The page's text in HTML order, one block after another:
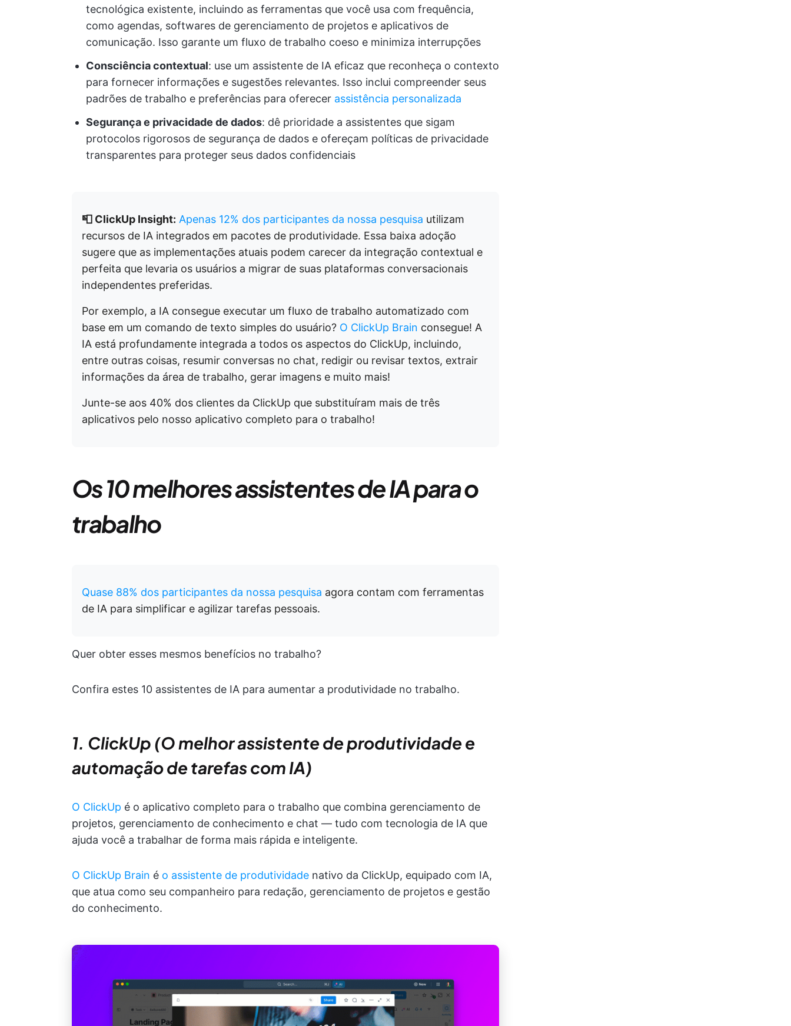
tecnológica existente, incluindo as ferramentas que você usa com frequência,
como agendas, softwares de gerenciamento de projetos e aplicativos de
comunicação. Isso garante um fluxo de trabalho coeso e minimiza interrupções
Consciência contextual: use um assistente de IA eficaz que reconheça o contexto
para fornecer informações e sugestões relevantes. Isso inclui compreender seus
padrões de trabalho e preferências para oferecer assistência personalizada
Segurança e privacidade de dados: dê prioridade a assistentes que sigam
protocolos rigorosos de segurança de dados e ofereçam políticas de privacidade
transparentes para proteger seus dados confidenciais
📮 ClickUp Insight: Apenas 12% dos participantes da nossa pesquisa utilizam
recursos de IA integrados em pacotes de produtividade. Essa baixa adoção
sugere que as implementações atuais podem carecer da integração contextual e
perfeita que levaria os usuários a migrar de suas plataformas conversacionais
independentes preferidas.
Por exemplo, a IA consegue executar um fluxo de trabalho automatizado com
base em um comando de texto simples do usuário? O ClickUp Brain consegue! A
IA está profundamente integrada a todos os aspectos do ClickUp, incluindo,
entre outras coisas, resumir conversas no chat, redigir ou revisar textos, extrair
informações da área de trabalho, gerar imagens e muito mais!
Junte-se aos 40% dos clientes da ClickUp que substituíram mais de três
aplicativos pelo nosso aplicativo completo para o trabalho!
Os 10 melhores assistentes de IA para o
trabalho
Quase 88% dos participantes da nossa pesquisa agora contam com ferramentas
de IA para simplificar e agilizar tarefas pessoais.
Quer obter esses mesmos benefícios no trabalho?
Confira estes 10 assistentes de IA para aumentar a produtividade no trabalho.
1. ClickUp (O melhor assistente de produtividade e
automação de tarefas com IA)
O ClickUp é o aplicativo completo para o trabalho que combina gerenciamento de
projetos, gerenciamento de conhecimento e chat — tudo com tecnologia de IA que
ajuda você a trabalhar de forma mais rápida e inteligente.
O ClickUp Brain é o assistente de produtividade nativo da ClickUp, equipado com IA,
que atua como seu companheiro para redação, gerenciamento de projetos e gestão
do conhecimento.